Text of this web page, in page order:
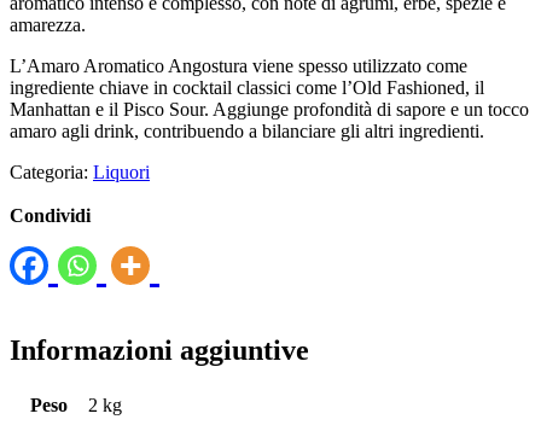
amarezza.
L’Amaro Aromatico Angostura viene spesso utilizzato come
ingrediente chiave in cocktail classici come l’Old Fashioned, il
Manhattan e il Pisco Sour. Aggiunge profondità di sapore e un tocco
amaro agli drink, contribuendo a bilanciare gli altri ingredienti.
Categoria: Liquori
Condividi
Informazioni aggiuntive
Peso 2 kg